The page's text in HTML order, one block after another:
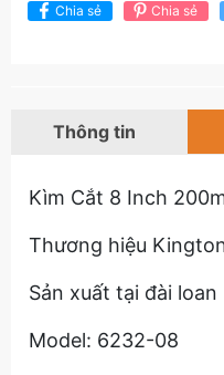
Chia sẻ Chia sẻ
Thông tin
Kìm Cắt 8 Inch
Thương hiệu
Sản xuất tại đài loan
Model: 6232-08